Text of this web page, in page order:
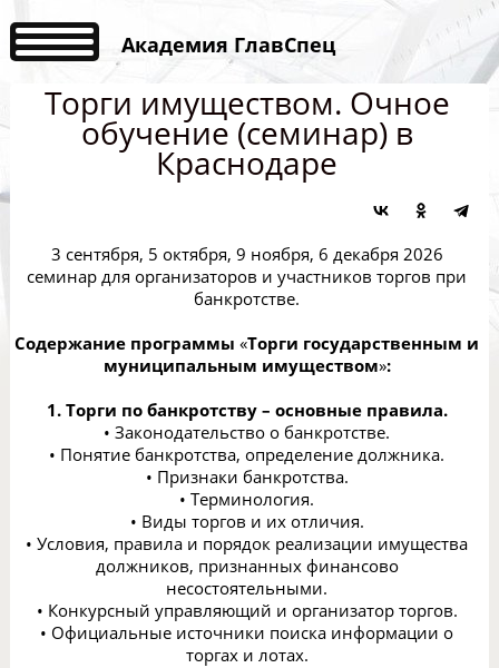
Академия ГлавСпец
Торги имуществом. Очное
обучение (семинар) в
Краснодаре
3 сентября, 5 октября, 9 ноября, 6 декабря 2026
семинар для организаторов и участников торгов при
банкротстве.
Содержание программы«Торги государственным и
муниципальным имуществом»:
1. Торги по банкротству – основные правила.
• Законодательство о банкротстве.
• Понятие банкротства, определение должника.
• Признаки банкротства.
• Терминология.
• Виды торгов и их отличия.
• Условия, правила и порядок реализации имущества
должников, признанных финансово
несостоятельными.
• Конкурсный управляющий и организатор торгов.
• Официальные источники поиска информации о
торгах и лотах.